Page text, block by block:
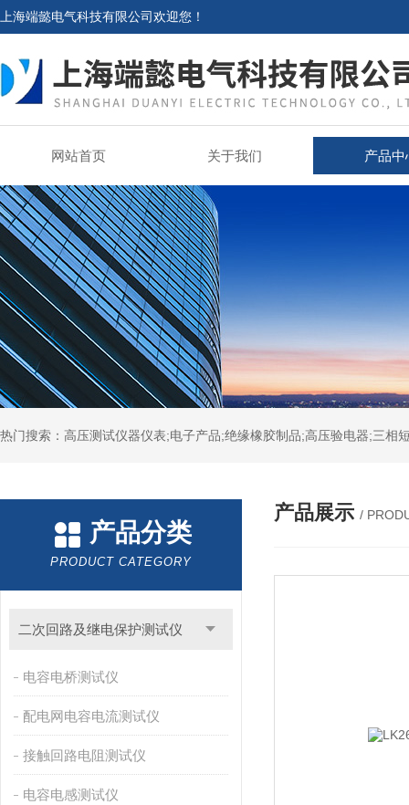
上海端懿电气科技有限公司欢迎您！
网站首页 关于我们 产品中
热门搜索：高压测试仪器仪表;电子产品;绝缘橡胶制品;高压验电器;三
产品分类
PRODUCT CATEGORY
二次回路及继电保护测试仪
电容电桥测试仪
配电网电容电流测试仪
接触回路电阻测试仪
电容电感测试仪
产品展示 /